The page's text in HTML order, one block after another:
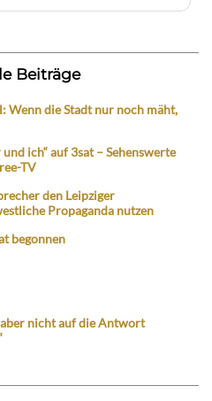
Beiträge
Wenn die Stadt nur noch mäht,
ich“ auf 3sat – Sehenswerte
TV
den Leipziger
Propaganda nutzen
begonnen
aber nicht auf die Antwort